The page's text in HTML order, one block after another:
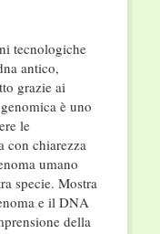
tecnologiche
antico,
grazie ai
è uno
le
con chiarezza
umano
specie. Mostra
e il DNA
della